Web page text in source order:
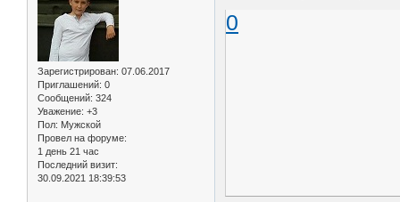
Зарегистрирован: 07.06.2017
Приглашений: 0
Сообщений: 324
Уважение: +3
Пол: Мужской
Провел на форуме:
1 день 21 час
Последний визит:
30.09.2021 18:39:53
0